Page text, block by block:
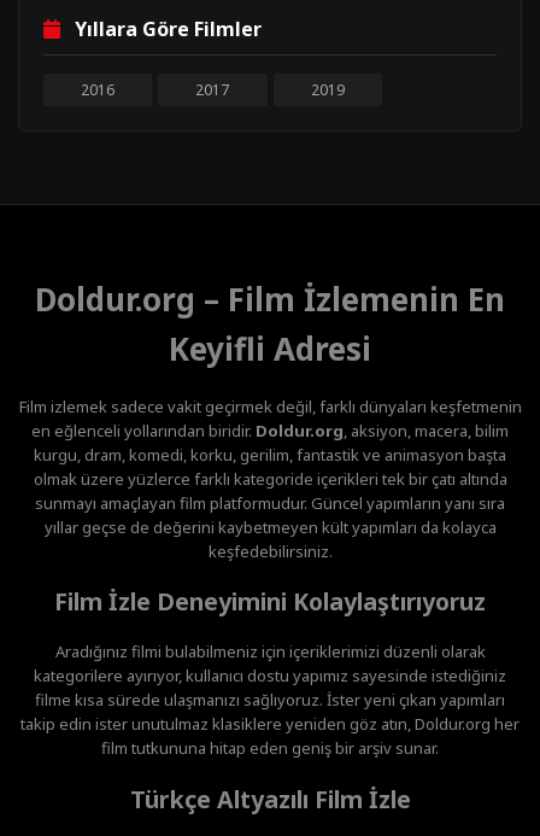
Yıllara Göre Filmler
2016 2017 2019
Doldur.org – Film İzlemenin En
Keyifli Adresi
Film izlemek sadece vakit geçirmek değil, farklı dünyaları keşfetmenin
en eğlenceli yollarından biridir. Doldur.org, aksiyon, macera, bilim
kurgu, dram, komedi, korku, gerilim, fantastik ve animasyon başta
olmak üzere yüzlerce farklı kategoride içerikleri tek bir çatı altında
sunmayı amaçlayan film platformudur. Güncel yapımların yanı sıra
yıllar geçse de değerini kaybetmeyen kült yapımları da kolayca
keşfedebilirsiniz.
Film İzle Deneyimini Kolaylaştırıyoruz
Aradığınız filmi bulabilmeniz için içeriklerimizi düzenli olarak
kategorilere ayırıyor, kullanıcı dostu yapımız sayesinde istediğiniz
filme kısa sürede ulaşmanızı sağlıyoruz. İster yeni çıkan yapımları
takip edin ister unutulmaz klasiklere yeniden göz atın, Doldur.org her
film tutkununa hitap eden geniş bir arşiv sunar.
Türkçe Altyazılı Film İzle